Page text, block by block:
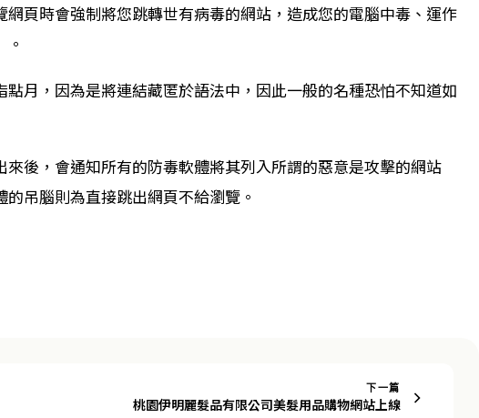
頁時會強制將您跳轉世有病毒的網站，造成您的電腦中毒、運作
月，因為是將連結藏匿於語法中，因此一般的名種恐怕不知道如
後，會通知所有的防毒軟體將其列入所謂的惡意是攻擊的網站
吊腦則為直接跳出網頁不給瀏覽。
下一篇
桃園伊明麗髮品有限公司美髮用品購物網站上線